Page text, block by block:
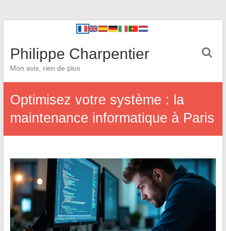
Philippe Charpentier
Mon avis, rien de plus
Optimisez votre système : la
maintenance informatique à Paris